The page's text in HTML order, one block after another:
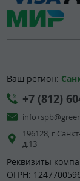
Ваш регион:
+7 (812)
196128,
д.13
Реквизиты
ОГРН: